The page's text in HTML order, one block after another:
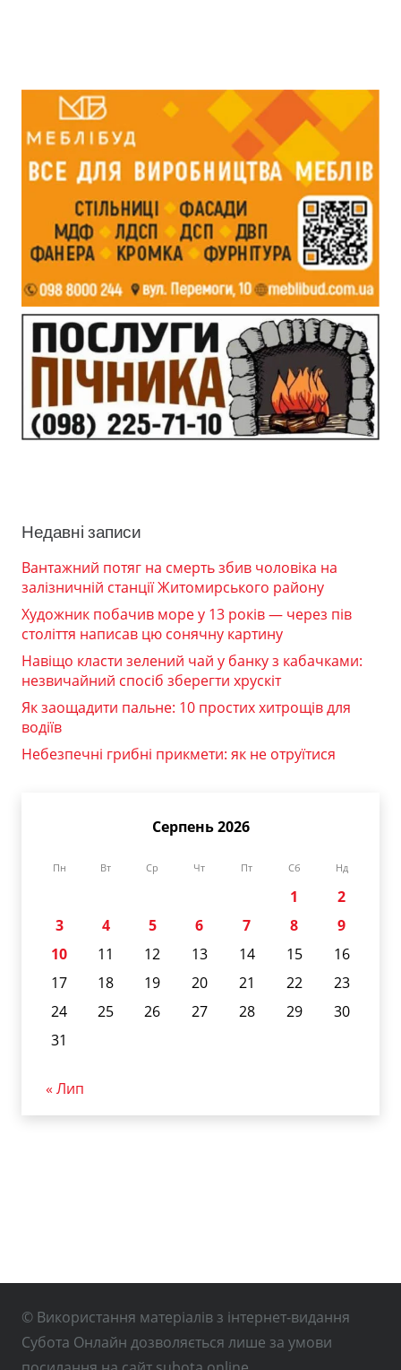
Недавні записи
Вантажний потяг на смерть збив чоловіка на
залізничній станції Житомирського району
Художник побачив море у 13 років — через пів
століття написав цю сонячну картину
Навіщо класти зелений чай у банку з кабачками:
незвичайний спосіб зберегти хрускіт
Як заощадити пальне: 10 простих хитрощів для
водіїв
Небезпечні грибні прикмети: як не отруїтися
Серпень 2026
Пн Вт Ср Чт Пт Сб Нд
1
2
3
4 5 6 7 8
9
10
11 12 13 14 15
16
17
18 19 20 21 22
23
24
25 26 27 28 29
30
31
« Лип
© Використання матеріалів з інтернет-видання
Субота Онлайн дозволяється лише за умови